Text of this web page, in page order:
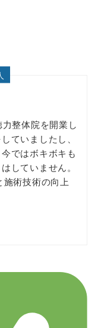
整体院を開業し
ていましたし、
ではボキボキも
していません。
術技術の向上